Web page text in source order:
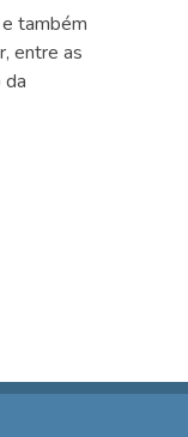
também
entre as
da